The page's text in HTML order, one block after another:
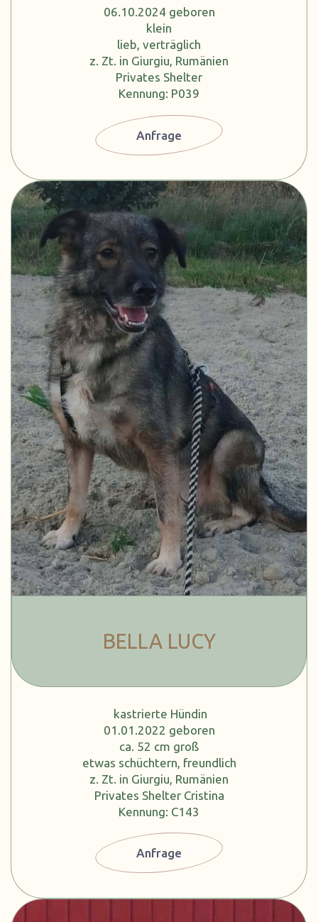
06.10.2024 geboren
klein
lieb, verträglich
z. Zt. in Giurgiu, Rumänien
Privates Shelter
Kennung: P039
Anfrage
BELLA LUCY
kastrierte Hündin
01.01.2022 geboren
ca. 52 cm groß
etwas schüchtern, freundlich
z. Zt. in Giurgiu, Rumänien
Privates Shelter Cristina
Kennung: C143
Anfrage